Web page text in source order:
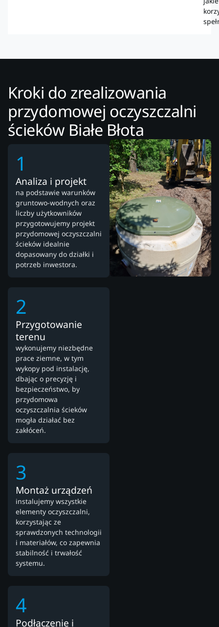
Kroki do zrealizowania
przydomowej oczyszczalni
ścieków Białe Błota
1
Analiza i projekt
na podstawie warunków
gruntowo-wodnych oraz
liczby użytkowników
przygotowujemy projekt
przydomowej oczyszczalni
ścieków idealnie
dopasowany do działki i
potrzeb inwestora.
2
Przygotowanie
terenu
wykonujemy niezbędne
prace ziemne, w tym
wykopy pod instalację,
dbając o precyzję i
bezpieczeństwo, by
przydomowa
oczyszczalnia ścieków
mogła działać bez
zakłóceń.
3
Montaż urządzeń
instalujemy wszystkie
elementy oczyszczalni,
korzystając ze
sprawdzonych technologii
i materiałów, co zapewnia
stabilność i trwałość
systemu.
4
Podłączenie i